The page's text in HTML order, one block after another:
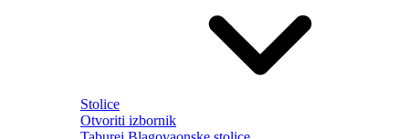
Stolice
Otvoriti izbornik